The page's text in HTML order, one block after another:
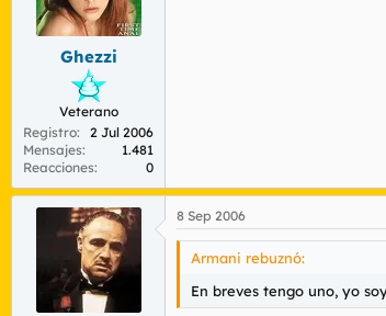
Ghezzi
Veterano
Registro
2 Jul 2006
Mensajes
1.481
Reacciones
0
8 Sep 2006
Armani rebuznó:
En breves tengo uno, yo